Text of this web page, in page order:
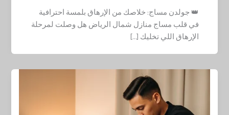
👑 جولدن مساج: خلاصك من الإرهاق بلمسة احترافية
في قلب مساج منازل شمال الرياض هل وصلت لمرحلة
الإرهاق اللي تخليك […]